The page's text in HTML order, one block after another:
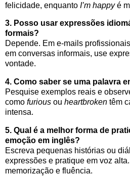
felicidade, enquanto I’m happyé
3. Posso usar expressões
formais?
Depende. Em e-mails
em conversas informais, use
vontade.
4. Como saber se uma palavra
Pesquise exemplos reais e
como furious ou heartbroken têm
intensa.
5. Qual é a melhor forma de
emoção em inglês?
Escreva pequenas histórias ou
expressões e pratique em voz
memorização e fluência.